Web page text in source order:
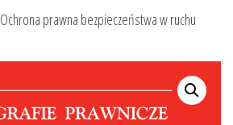
Ochrona prawna bezpieczeństwa w ruchu